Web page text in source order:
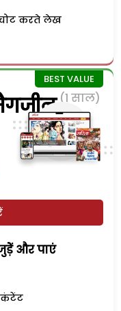
करते लेख
(1 साल)
और पाएं
कंटेंट